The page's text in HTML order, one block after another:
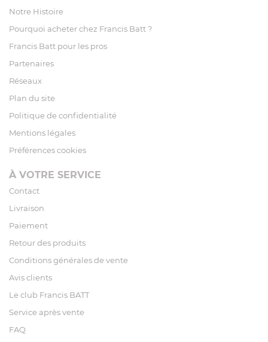
Notre Histoire
Pourquoi acheter chez Francis Batt ?
Francis Batt pour les pros
Partenaires
Réseaux
Plan du site
Politique de confidentialité
Mentions légales
Préférences cookies
À VOTRE SERVICE
Contact
Livraison
Paiement
Retour des produits
Conditions générales de vente
Avis clients
Le club Francis BATT
Service après vente
FAQ